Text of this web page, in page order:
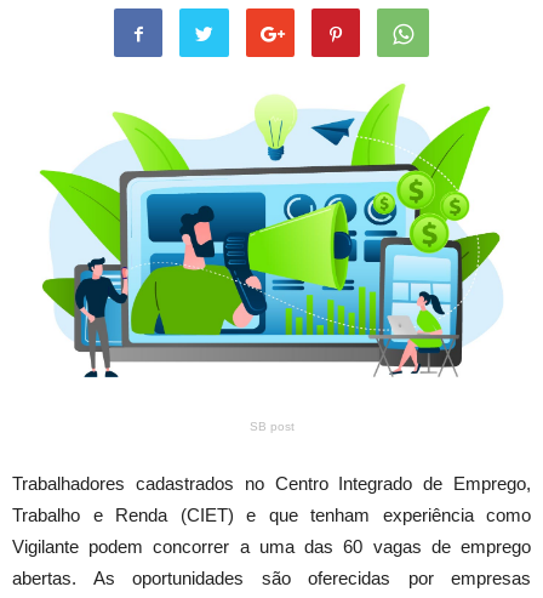
SB post
Trabalhadores cadastrados no Centro Integrado de Emprego,
Trabalho e Renda (CIET) e que tenham experiência como
Vigilante podem concorrer a uma das 60 vagas de emprego
abertas. As oportunidades são oferecidas por empresas